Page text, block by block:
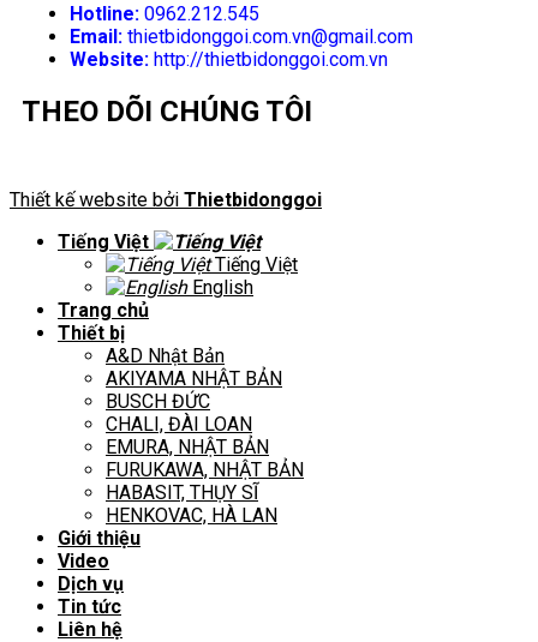
Hotline: 0962.212.545
Email: thietbidonggoi.com.vn@gmail.com
Website: http://thietbidonggoi.com.vn
THEO DÕI CHÚNG TÔI
Thiết kế website bởi Thietbidonggoi
Tiếng Việt
Tiếng Việt
English
Trang chủ
Thiết bị
A&D Nhật Bản
AKIYAMA NHẬT BẢN
BUSCH ĐỨC
CHALI, ĐÀI LOAN
EMURA, NHẬT BẢN
FURUKAWA, NHẬT BẢN
HABASIT, THỤY SĨ
HENKOVAC, HÀ LAN
Giới thiệu
Video
Dịch vụ
Tin tức
Liên hệ